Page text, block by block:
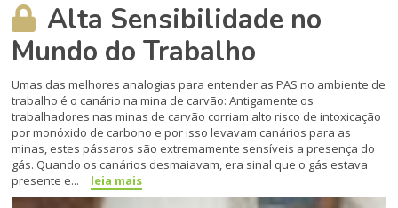
Alta Sensibilidade no
Mundo do Trabalho
Umas das melhores analogias para entender as PAS no ambiente de
trabalho é o canário na mina de carvão: Antigamente os
trabalhadores nas minas de carvão corriam alto risco de intoxicação
por monóxido de carbono e por isso levavam canários para as
minas, estes pássaros são extremamente sensíveis a presença do
gás. Quando os canários desmaiavam, era sinal que o gás estava
presente e...
leia mais